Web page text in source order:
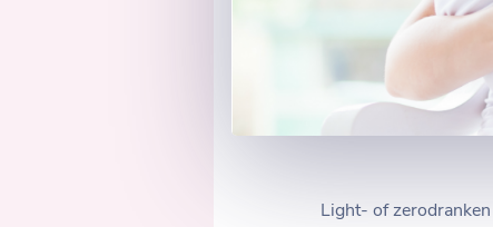
Light- of